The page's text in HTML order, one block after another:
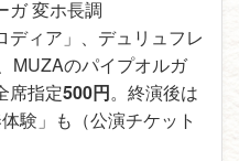
変ホ長調
ディア」、デュリュフレ
MUZAのパイプオルガ
席指定500円。終演後は
験」も（公演チケット